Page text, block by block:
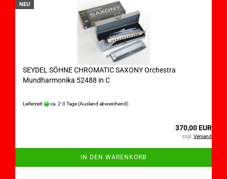
NEU
SEYDEL SÖHNE CHROMATIC SAXONY Orchestra
Mundharmonika 52488 in C
Lieferzeit: ca. 2-3 Tage(Ausland abweichend)
370,00 EUR
zzgl. Versand
IN DEN WARENKORB